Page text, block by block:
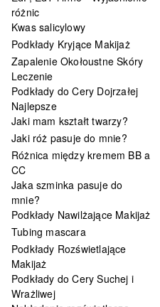
różnic
Kwas salicylowy
Podkłady Kryjące Makijaż
Zapalenie Okołoustne Skóry
Leczenie
Podkłady do Cery Dojrzałej
Najlepsze
Jaki mam kształt twarzy?
Jaki róż pasuje do mnie?
Różnica między kremem BB a
CC
Jaka szminka pasuje do
mnie?
Podkłady Nawilżające Makijaż
Tubing mascara
Podkłady Rozświetlające
Makijaż
Podkłady do Cery Suchej i
Wrażliwej